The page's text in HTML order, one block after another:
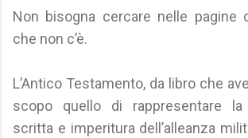
Non bisogna cercare nelle pagine
che non c’è.
L’Antico Testamento, da libro che
scopo quello di rappresentare la
scritta e imperitura dell’alleanza